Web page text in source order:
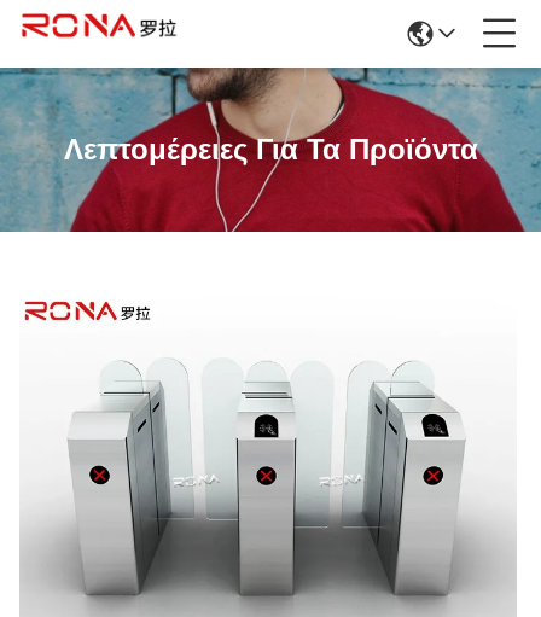
Λεπτομέρειες Για Τα Προϊόντα